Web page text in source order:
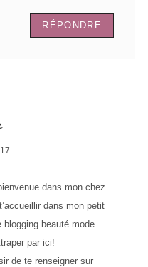
RÉPONDRE
dans mon chez
dans mon petit
beauté mode
par ici!
de te renseigner sur